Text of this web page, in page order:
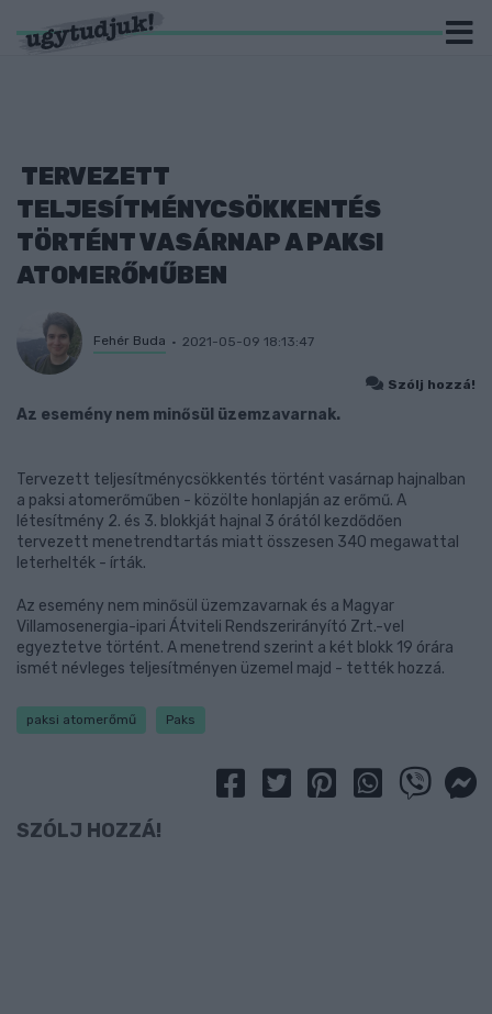
TERVEZETT
TELJESÍTMÉNYCSÖKKENTÉS
TÖRTÉNT VASÁRNAP A PAKSI
ATOMERŐMŰBEN
Fehér Buda 2021-05-09 18:13:47
Szólj hozzá!
Az esemény nem minősül üzemzavarnak.
Tervezett teljesítménycsökkentés történt vasárnap hajnalban
a paksi atomerőműben - közölte honlapján az erőmű. A
létesítmény 2. és 3. blokkját hajnal 3 órától kezdődően
tervezett menetrendtartás miatt összesen 340 megawattal
leterhelték - írták.
Az esemény nem minősül üzemzavarnak és a Magyar
Villamosenergia-ipari Átviteli Rendszerirányító Zrt.-vel
egyeztetve történt. A menetrend szerint a két blokk 19 órára
ismét névleges teljesítményen üzemel majd - tették hozzá.
paksi atomerőmű Paks
SZÓLJ HOZZÁ!